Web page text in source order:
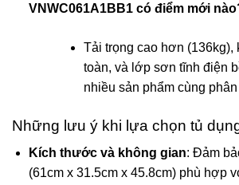
VNWC061A1BB1 có điểm mới
Tải trọng cao hơn (136kg),
toàn, và lớp sơn tĩnh điện
nhiều sản phẩm cùng
Những lưu ý khi lựa chọn tủ
Kích thước và không gian: Đảm
(61cm x 31.5cm x 45.8cm) phù hợp